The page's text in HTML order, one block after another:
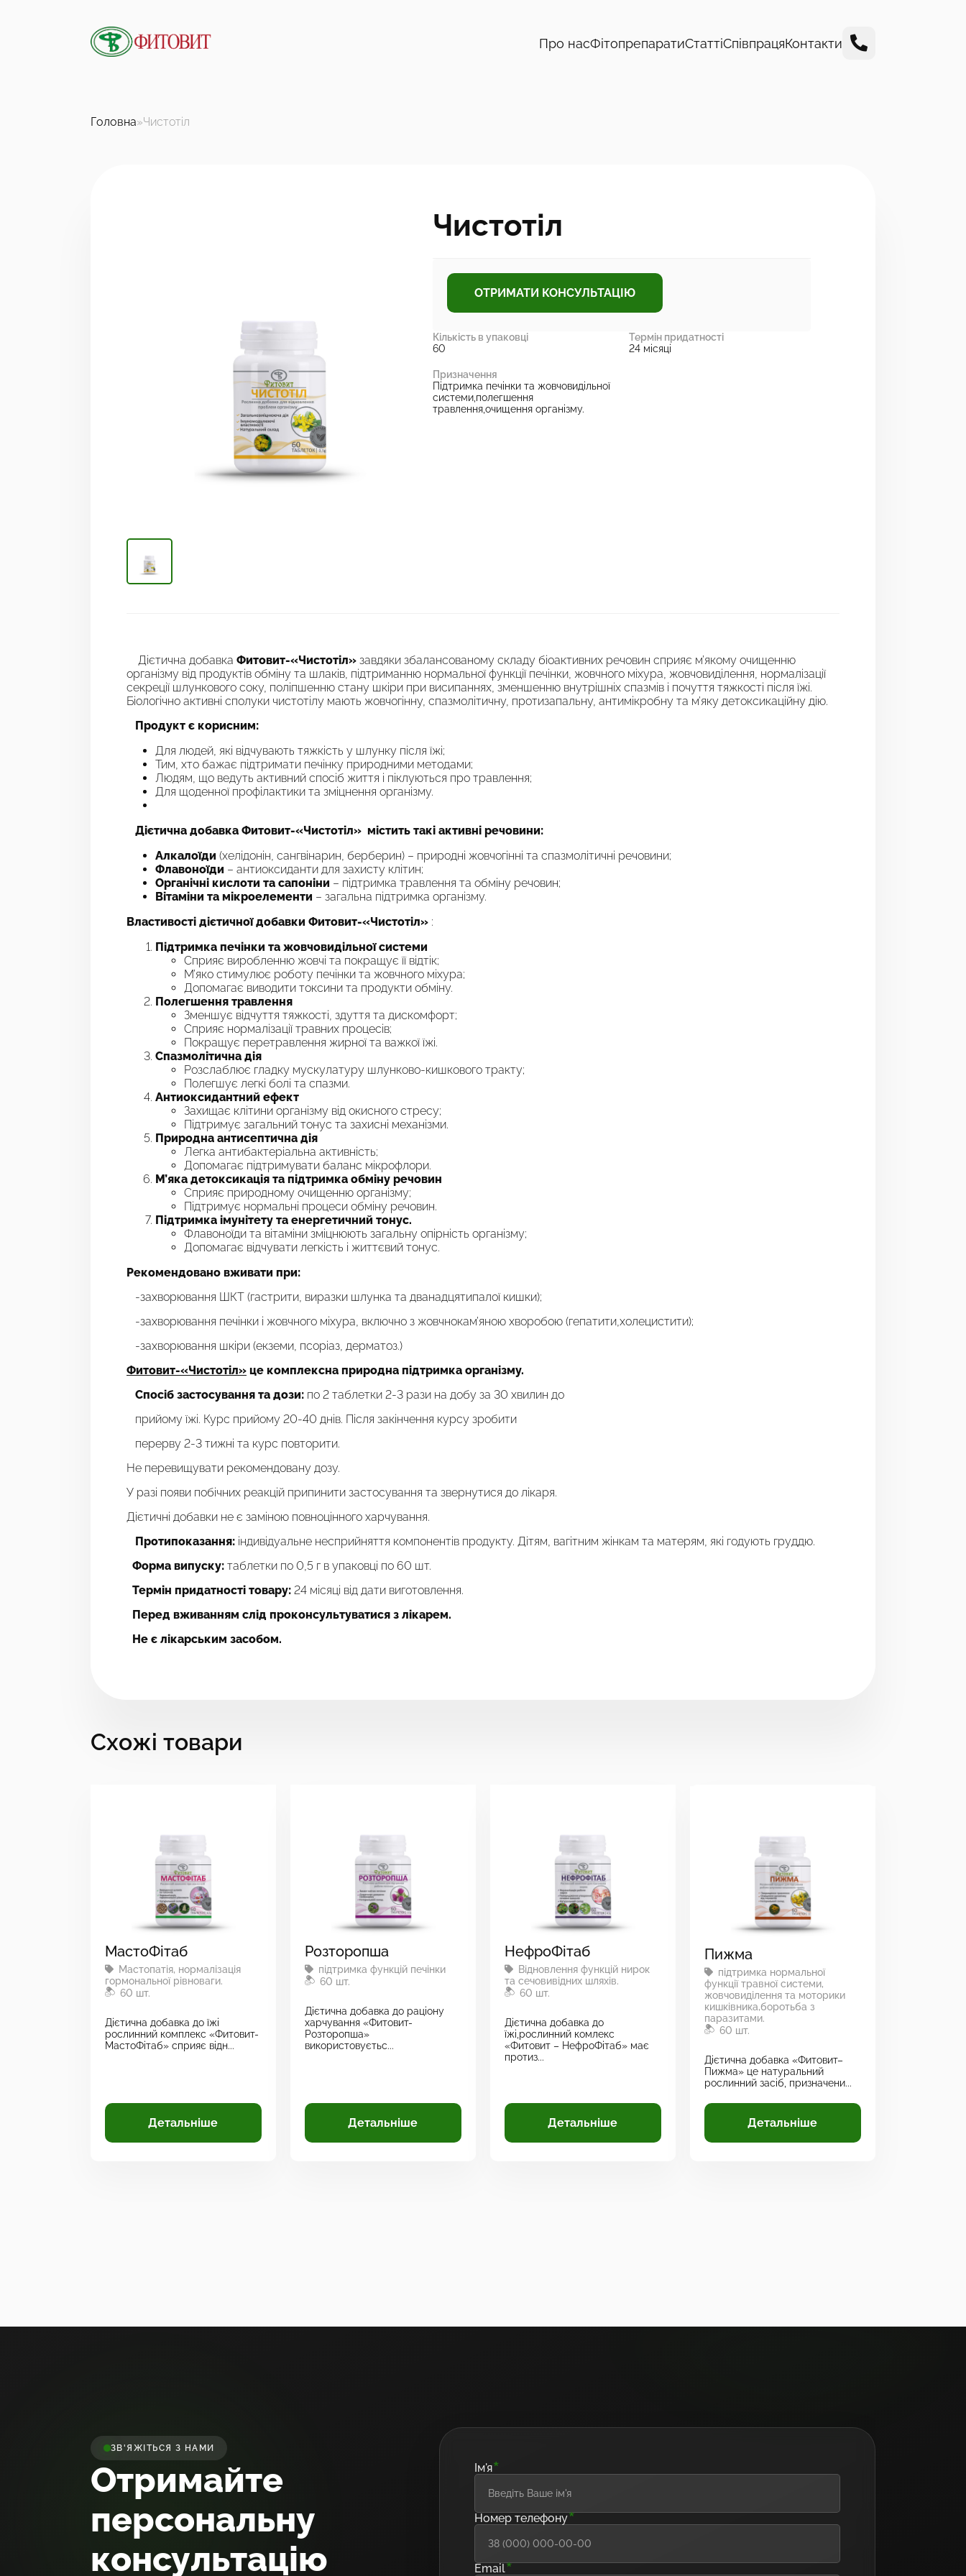
Про насФітопрепаратиСтаттіСпівпрацяКонтакти
Головна»Чистотіл
Чистотіл
ОТРИМАТИ КОНСУЛЬТАЦІЮ
Кількість в упаковці
60
Термін придатності
24 місяці
Призначення
Підтримка печінки та жовчовидільної
системи,полегшення
травлення,очищення організму.
Дієтична добавка Фитовит-«Чистотіл» завдяки збалансованому складу біоактивних речовин сприяє м’якому очищенню
організму від продуктів обміну та шлаків, підтриманню нормальної функції печінки, жовчного міхура, жовчовиділення, нормалізації
секреції шлункового соку, поліпшенню стану шкіри при висипаннях, зменшенню внутрішніх спазмів і почуття тяжкості після їжі.
Біологічно активні сполуки чистотілу мають жовчогінну, спазмолітичну, протизапальну, антимікробну та м’яку детоксикаційну дію.
Продукт є корисним:
Для людей, які відчувають тяжкість у шлунку після їжі;
Тим, хто бажає підтримати печінку природними методами;
Людям, що ведуть активний спосіб життя і піклуються про травлення;
Для щоденної профілактики та зміцнення організму.
Дієтична добавка Фитовит-«Чистотіл» містить такі активні речовини:
Алкалоїди (хелідонін, сангвінарин, берберин) – природні жовчогінні та спазмолітичні речовини;
Флавоноїди – антиоксиданти для захисту клітин;
Органічні кислоти та сапоніни – підтримка травлення та обміну речовин;
Вітаміни та мікроелементи – загальна підтримка організму.
Властивості дієтичної добавки Фитовит-«Чистотіл» :
Підтримка печінки та жовчовидільної системи
Сприяє виробленню жовчі та покращує її відтік;
М’яко стимулює роботу печінки та жовчного міхура;
Допомагає виводити токсини та продукти обміну.
Полегшення травлення
Зменшує відчуття тяжкості, здуття та дискомфорт;
Сприяє нормалізації травних процесів;
Покращує перетравлення жирної та важкої їжі.
Спазмолітична дія
Розслаблює гладку мускулатуру шлунково-кишкового тракту;
Полегшує легкі болі та спазми.
Антиоксидантний ефект
Захищає клітини організму від окисного стресу;
Підтримує загальний тонус та захисні механізми.
Природна антисептична дія
Легка антибактеріальна активність;
Допомагає підтримувати баланс мікрофлори.
М’яка детоксикація та підтримка обміну речовин
Сприяє природному очищенню організму;
Підтримує нормальні процеси обміну речовин.
Підтримка імунітету та енергетичний тонус.
Флавоноїди та вітаміни зміцнюють загальну опірність організму;
Допомагає відчувати легкість і життєвий тонус.
Рекомендовано вживати при:
-захворювання ШКТ (гастрити, виразки шлунка та дванадцятипалої кишки);
-захворювання печінки і жовчного міхура, включно з жовчнокам’яною хворобою (гепатити,холецистити);
-захворювання шкіри (екземи, псоріаз, дерматоз.)
Фитовит-«Чистотіл» це комплексна природна підтримка організму.
Спосіб застосування та дози: по 2 таблетки 2-3 рази на добу за 30 хвилин до
прийому їжі. Курс прийому 20-40 днів. Після закінчення курсу зробити
перерву 2-3 тижні та курс повторити.
Не перевищувати рекомендовану дозу.
У разі появи побічних реакцій припинити застосування та звернутися до лікаря.
Дієтичні добавки не є заміною повноцінного харчування.
Протипоказання: індивідуальне несприйняття компонентів продукту. Дітям, вагітним жінкам та матерям, які годують груддю.
Форма випуску: таблетки по 0,5 г в упаковці по 60 шт.
Термін придатності товару: 24 місяці від дати виготовлення.
Перед вживанням слід проконсультуватися з лікарем.
Не є лікарським засобом.
Схожі товари
МастоФітаб
Мастопатія, нормалізація
гормональної рівноваги.
60 шт.
Дієтична добавка до їжі
рослинний комплекс «Фитовит-
МастоФітаб» сприяє відн...
Детальніше
Розторопша
підтримка функцій печінки
60 шт.
Дієтична добавка до раціону
харчування «Фитовит-
Розторопша»
використовуєтьс...
Детальніше
НефроФітаб
Відновлення функцій нирок
та сечовивідних шляхів.
60 шт.
Дієтична добавка до
їжі,рослинний комлекс
«Фитовит – НефроФітаб» має
протиз...
Детальніше
Пижма
підтримка нормальної
функції травної системи,
жовчовиділення та моторики
кишківника,боротьба з
паразитами.
60 шт.
Дієтична добавка «Фитовит–
Пижма» це натуральний
рослинний засіб, призначени...
Детальніше
ЗВ'ЯЖІТЬСЯ З НАМИ
Отримайте
персональну
консультацію
Ім'я*
Номер телефону*
Email*